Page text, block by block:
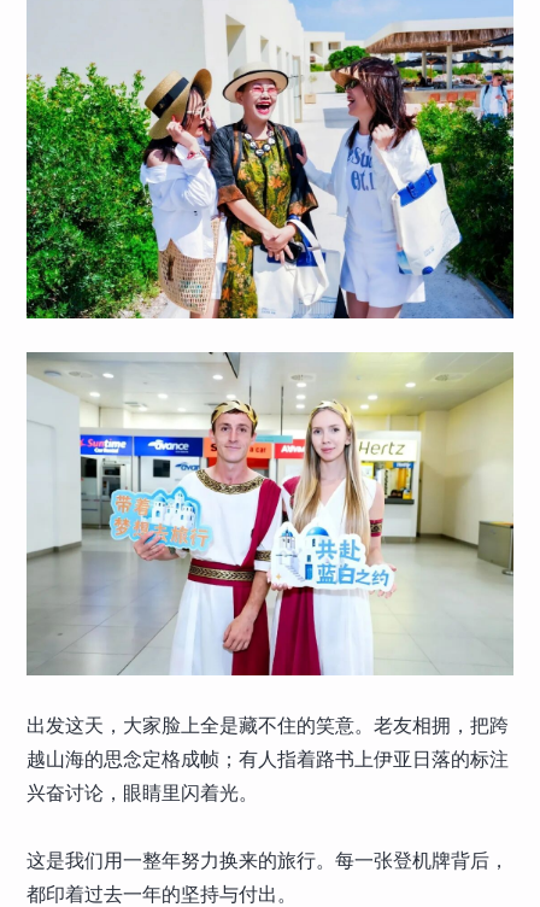
出发这天，大家脸上全是藏不住的笑意。老友相拥，把跨
越山海的思念定格成帧；有人指着路书上伊亚日落的标注
兴奋讨论，眼睛里闪着光。
这是我们用一整年努力换来的旅行。每一张登机牌背后，
都印着过去一年的坚持与付出。